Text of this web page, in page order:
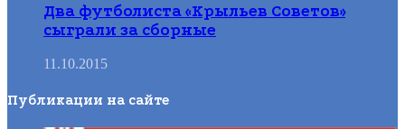
Два футболиста «Крыльев Советов»
сыграли за сборные
11.10.2015
Публикации на сайте